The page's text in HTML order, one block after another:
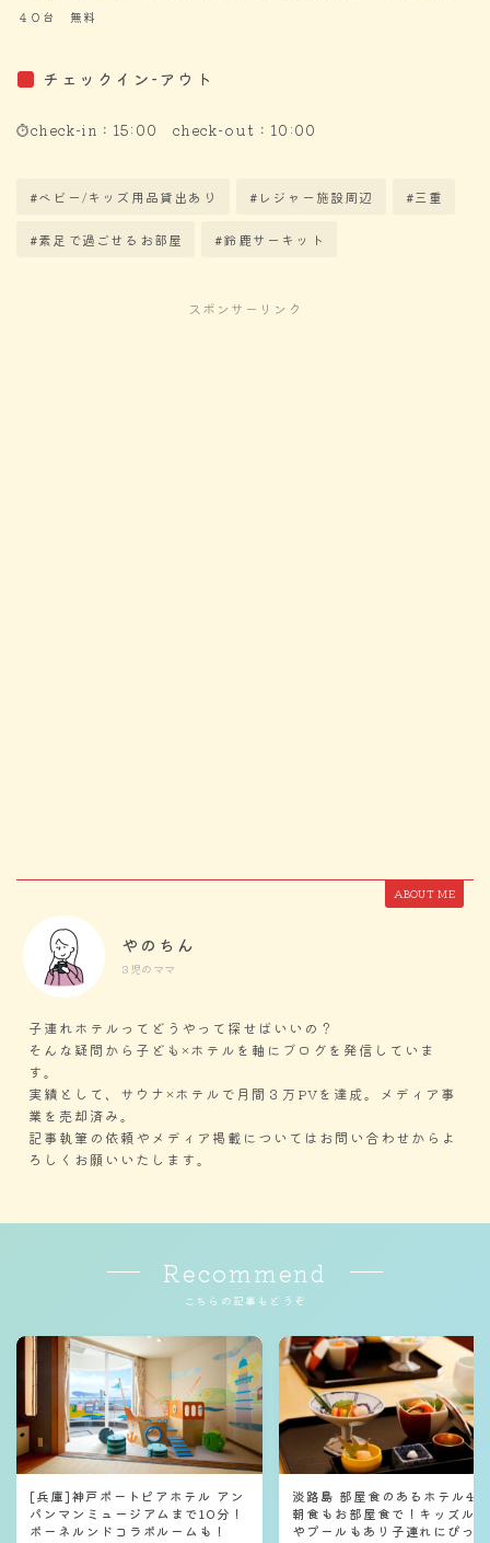
４０台 無料
チェックイン-アウト
check-in：15:00 check-out：10:00
#ベビー/キッズ用品貸出あり #レジャー施設周辺 #三重
#素足で過ごせるお部屋 #鈴鹿サーキット
スポンサーリンク
ABOUT ME
やのちん
3児のママ
子連れホテルってどうやって探せばいいの？
そんな疑問から子ども×ホテルを軸にブログを発信していま
す。
実績として、サウナ×ホテルで月間３万PVを達成。メディア事
業を売却済み。
記事執筆の依頼やメディア掲載についてはお問い合わせからよ
ろしくお願いいたします。
Recommend
こちらの記事もどうぞ
[兵庫]神戸ポートピアホテル アン
パンマンミュージアムまで10分！
ボーネルンドコラボルームも！
淡路島 部屋食のあるホテル4
朝食もお部屋食で！キッズル
やプールもあり子連れにぴっ